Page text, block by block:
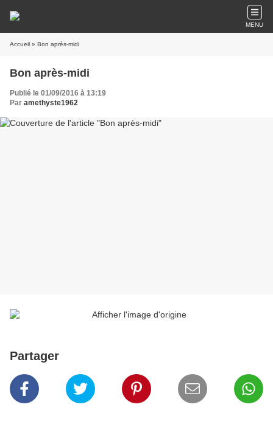
MENU
Accueil » Bon après-midi
Bon après-midi
Publié le 01/09/2016 à 13:19
Par amethyste1962
Partager